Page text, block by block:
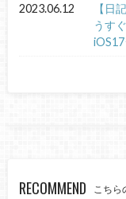
2023.06.12
【日
うす
RECOMMEND こちら